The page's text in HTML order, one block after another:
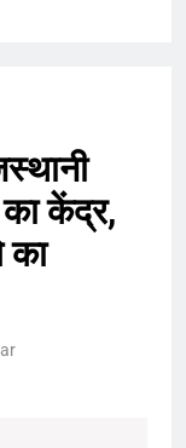
केंद्र,
का